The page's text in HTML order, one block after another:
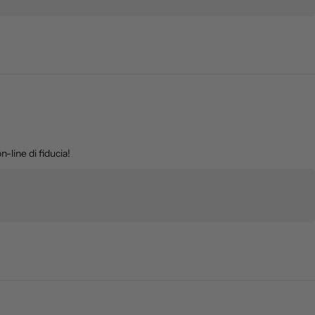
line di fiducia!